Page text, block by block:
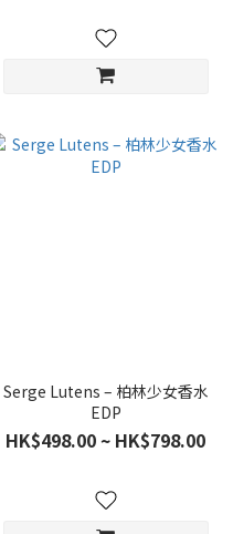
Serge Lutens – 柏林少女香水
EDP
HK$498.00 ~ HK$798.00